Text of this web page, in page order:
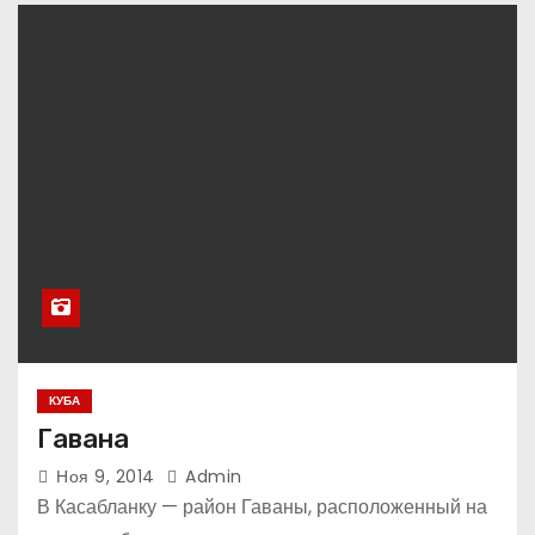
КУБА
Гавана
Ноя 9, 2014 Admin
В Касабланку — район Гаваны, расположенный на